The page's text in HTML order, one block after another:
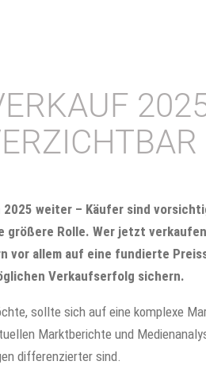
weiter – Käufer sind
größere Rolle. Wer jetzt
vor allem auf eine fundierte
Verkaufserfolg sichern.
sollte sich auf eine komplexe
Marktberichte und
differenzierter sind.